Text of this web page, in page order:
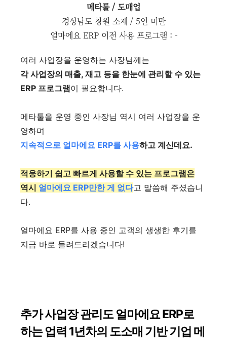
메타툴 / 도매업
경상남도 창원 소재 / 5인 미만
얼마에요 ERP 이전 사용 프로그램 : -
여러 사업장을 운영하는 사장님께는
각 사업장의 매출, 재고 등을 한눈에 관리할 수 있는
ERP 프로그램이 필요합니다.
메타툴을 운영 중인 사장님 역시 여러 사업장을 운
영하며
지속적으로 얼마에요 ERP를 사용하고 계신데요.
적응하기 쉽고 빠르게 사용할 수 있는 프로그램은
역시 얼마에요 ERP만한 게 없다고 말씀해 주셨습니
다.
얼마에요 ERP를 사용 중인 고객의 생생한 후기를
지금 바로 들려드리겠습니다!
추가 사업장 관리도 얼마에요 ERP로
하는 업력 1년차의 도소매 기반 기업 메